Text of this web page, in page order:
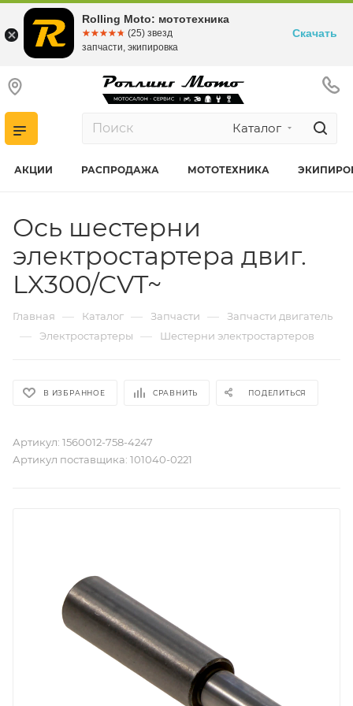
Каталог
АКЦИИ РАСПРОДАЖА МОТОТЕХНИКА
Ось шестерни
электростартера двиг.
LX300/CVT~
Главная — Каталог — Запчасти — Запчасти двигатель
— Электростартеры — Шестерни электростартеров
В ИЗБРАННОЕ СРАВНИТЬ ПОДЕЛИТЬСЯ
Артикул: 1560012-758-4247
Артикул поставщика: 101040-0221
Rolling Moto: мототехника
☆☆☆☆☆
★★★★★ (25) звезд
запчасти, экипировка
Скачать